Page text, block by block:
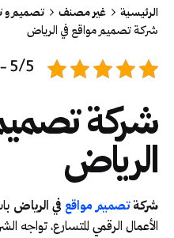
الرئيسية غير مصنف
تصميم و
شركة تصميم مواقع في الرياض
5/5 - (10 أصوات)
شركة
الرياض
شركةتصميم مواقع في الرياض
الأعمال الرقمي المتسارع، تواجه